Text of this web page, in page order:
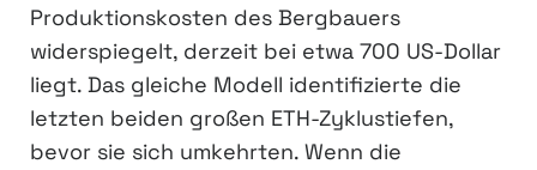
Produktionskosten des Bergbauers
widerspiegelt, derzeit bei etwa 700 US-Dollar
liegt. Das gleiche Modell identifizierte die
letzten beiden großen ETH-Zyklustiefen,
bevor sie sich umkehrten. Wenn die